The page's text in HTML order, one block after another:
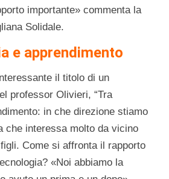
importante» commenta la
Solidale.
e apprendimento
il titolo di un
professor Olivieri, “Tra
in che direzione stiamo
che interessa molto da vicino
Come si affronta il rapporto
«Noi abbiamo la